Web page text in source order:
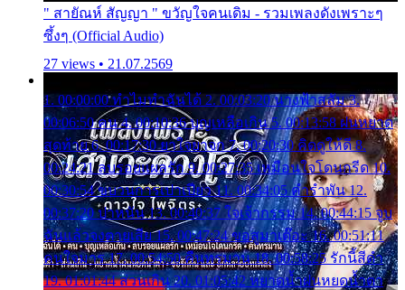
" สายัณห์ สัญญา " ขวัญใจคนเดิม - รวมเพลงดังเพราะๆ
ซึ้งๆ (Official Audio)
27 views • 21.07.2569
1. 00:00:00 ทำไมทำฉันได้ 2. 00:03:20 นางฟ้าสลัม 3.
00:06:50 คน 4. 00:10:36 บุญเหลือเกิน 5. 00:13:58 ฝนหยาด
สุดท้าย 6. 00:17:30 ยาใจยาจก 7. 00:20:30 คิดดูให้ดี 8.
00:24:21 ลบรอยแผลรัก 9. 00:27:35 เหมือนใจโดนกรีด 10.
00:30:54 ขบวนการเปาเปียว 11. 00:34:05 คำรำพัน 12.
00:37:20 ปาหนัน 13. 00:40:37 ใจเจ้ากรรม 14. 00:44:15 จูบ
ฉันแล้วจงตายเสีย 15. 00:47:24 ขอสูมาเต๊อะ 16. 00:51:11
คนใจมาร 17. 00:54:50 คืนทรมาน 18. 00:58:25 รักนี้สีดำ
19. 01:01:44 ส่วนเกิน 20. 01:05:42 หยาดน้ำฝนหยดน้ำตา